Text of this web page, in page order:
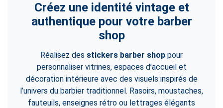
Créez une identité vintage et
authentique pour votre barber
shop
Réalisez des stickers barber shop pour
personnaliser vitrines, espaces d’accueil et
décoration intérieure avec des visuels inspirés de
l’univers du barbier traditionnel. Rasoirs, moustaches,
fauteuils, enseignes rétro ou lettrages élégants